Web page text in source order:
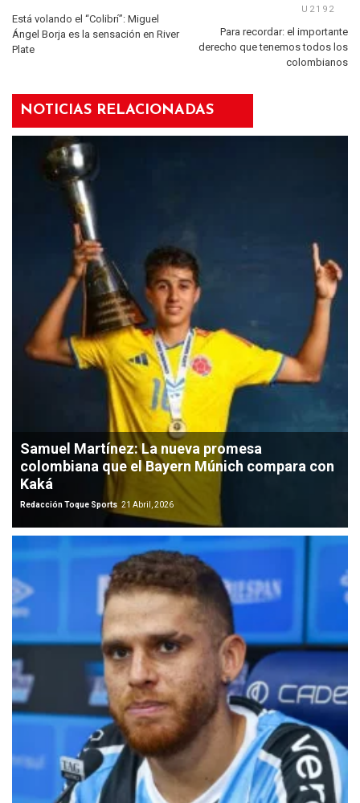
Está volando el “Colibrí”: Miguel
Ángel Borja es la sensación en River
Plate
Para recordar: el importante
derecho que tenemos todos los
colombianos
NOTICIAS RELACIONADAS
Samuel Martínez: La nueva promesa
colombiana que el Bayern Múnich compara con
Kaká
Redacción Toque Sports 21 Abril, 2026